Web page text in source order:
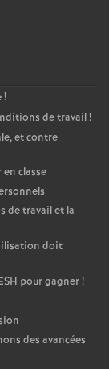
é
O
r
l
é
n
!
de travail!
et contre
classe
de travail et la
doit
pour gagner!
des avancées